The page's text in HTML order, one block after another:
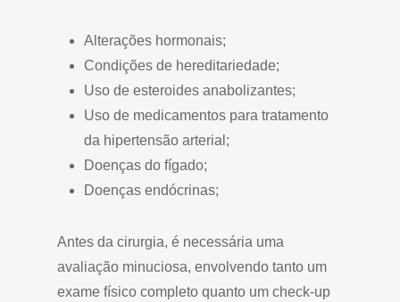
Alterações hormonais;
Condições de hereditariedade;
Uso de esteroides anabolizantes;
Uso de medicamentos para tratamento
da hipertensão arterial;
Doenças do fígado;
Doenças endócrinas;
Antes da cirurgia, é necessária uma
avaliação minuciosa, envolvendo tanto um
exame físico completo quanto um check-up